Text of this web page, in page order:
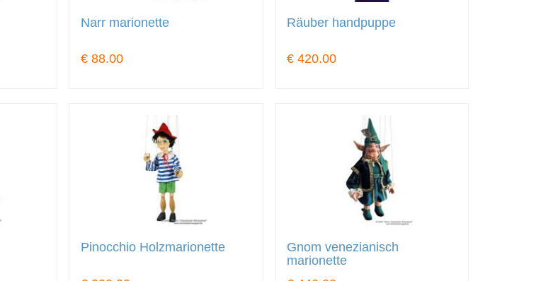
Narr marionette
€ 88.00
Räuber handpuppe
€ 420.00
Pinocchio Holzmarionette
Gnom venezianisch
marionette